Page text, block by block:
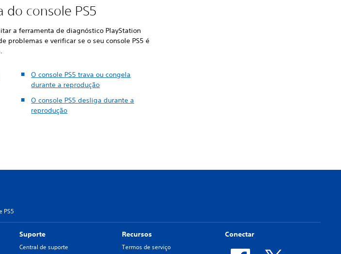
do console PS5
a ferramenta de diagnóstico PlayStation
problemas e verificar se o seu console PS5 é
O console PS5 trava ou congela
durante a reprodução
O console PS5 desliga durante a
reprodução
PS5
Suporte
Central de suporte
Recursos
Termos de serviço
Conectar